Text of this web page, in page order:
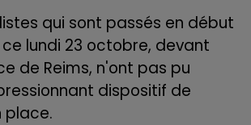
qui sont passés en début
lundi 23 octobre, devant
de Reims, n'ont pas pu
dispositif de
place.